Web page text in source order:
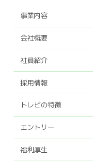
事業内容
会社概要
社員紹介
採用情報
トレビの特徴
エントリー
福利厚生